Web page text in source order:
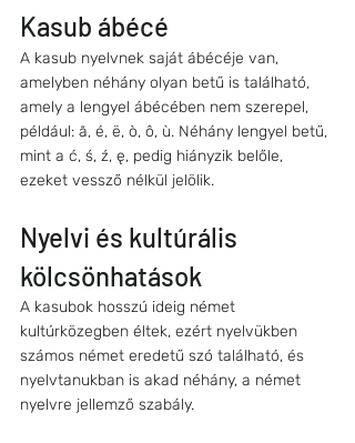
Kasub ábécé
A kasub nyelvnek saját ábécéje van,
amelyben néhány olyan betű is található,
amely a lengyel ábécében nem szerepel,
például: ã, é, ë, ò, ô, ù. Néhány lengyel betű,
mint a ć, ś, ź, ę, pedig hiányzik belőle,
ezeket vessző nélkül jelölik.
Nyelvi és kultúrális
kölcsönhatások
A kasubok hosszú ideig német
kultúrközegben éltek, ezért nyelvükben
számos német eredetű szó található, és
nyelvtanukban is akad néhány, a német
nyelvre jellemző szabály.